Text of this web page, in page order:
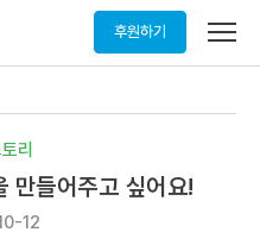
후원하기
메
열
리
만들어주고 싶어요!
12